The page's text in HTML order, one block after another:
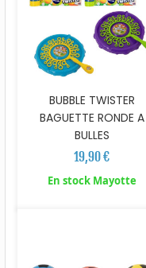
BUBBLE TWISTER
BAGUETTE RONDE A
BULLES
19,90 €
En stock Mayotte